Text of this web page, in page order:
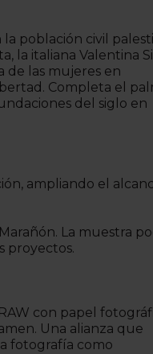
población civil
la italiana Valentina
de las mujeres en
Completa el
del siglo en
ampliando el
La muestra
proyectos.
con papel
Una alianza que
fotografía como